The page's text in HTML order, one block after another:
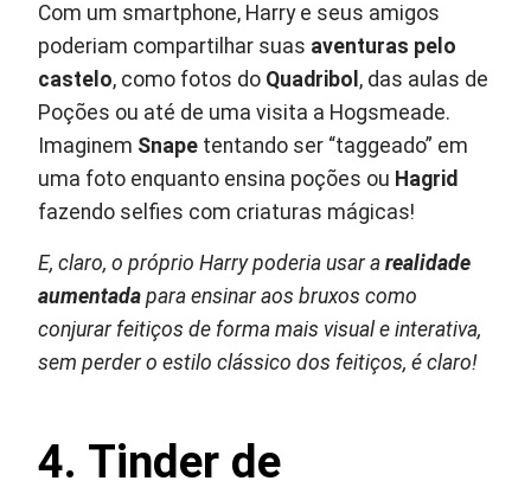
Com um smartphone, Harry e seus amigos
poderiam compartilhar suas aventuras pelo
castelo, como fotos do Quadribol , das aulas de
Poções ou até de uma visita a Hogsmeade.
Imaginem Snape tentando ser “taggeado” em
uma foto enquanto ensina poções ou Hagrid
fazendo selfies com criaturas mágicas!
E, claro, o próprio Harry poderia usar arealidade
aumentada para ensinar aos bruxos como
conjurar feitiços de forma mais visual e interativa,
sem perder o estilo clássico dos feitiços, é claro!
4. Tinder de